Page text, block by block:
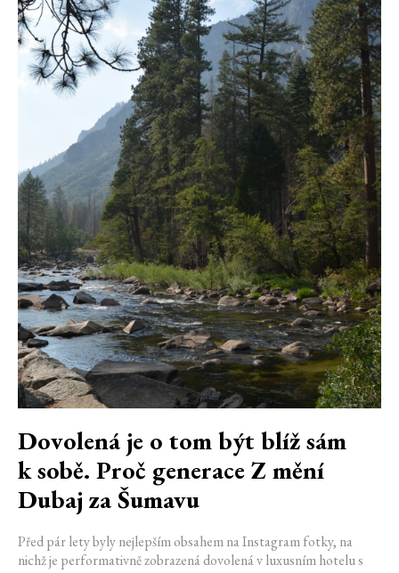
Dovolená je o tom být blíž sám
k sobě. Proč generace Z mění
Dubaj za Šumavu
Před pár lety byly nejlepším obsahem na Instagram fotky, na
nichž je performativně zobrazená dovolená v luxusním hotelu s